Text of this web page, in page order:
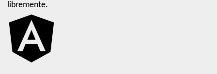
libremente.